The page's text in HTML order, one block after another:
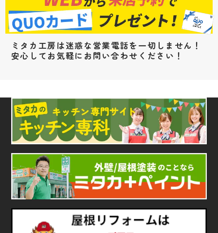
ミタカ工房は迷惑な営業電話を一切しません！
安心してお気軽にお問い合わせください！